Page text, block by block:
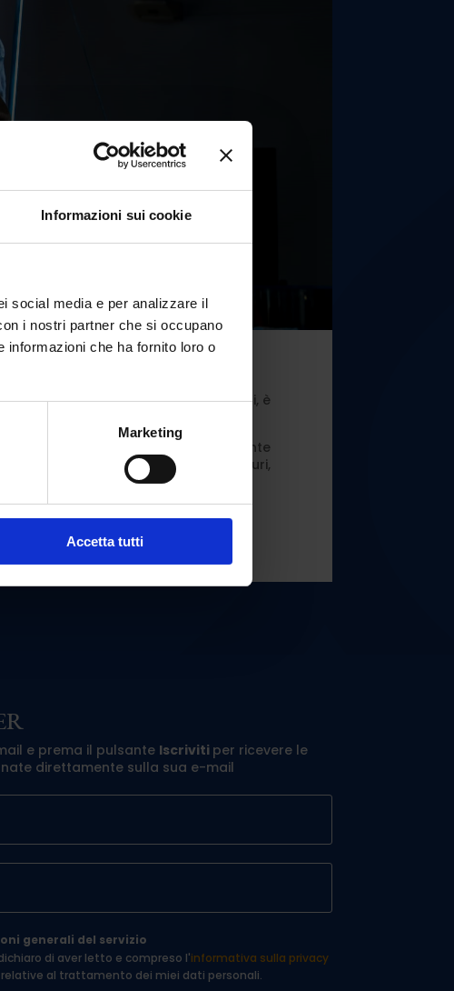
Informazioni sui cookie
social media e per analizzare il
i nostri partner che si occupano
informazioni che ha fornito loro o
Marketing
Accetta tutti
oltre 5000 visitatori in due mesi, è
, unico esemplare attualmente
del museo che comprende ittiosauri,
e prema il pulsante Iscriviti per ricevere le
direttamente sulla sua e-mail
generali del servizio
di aver letto e compreso l'informativa sulla privacy
al trattamento dei miei dati personali.